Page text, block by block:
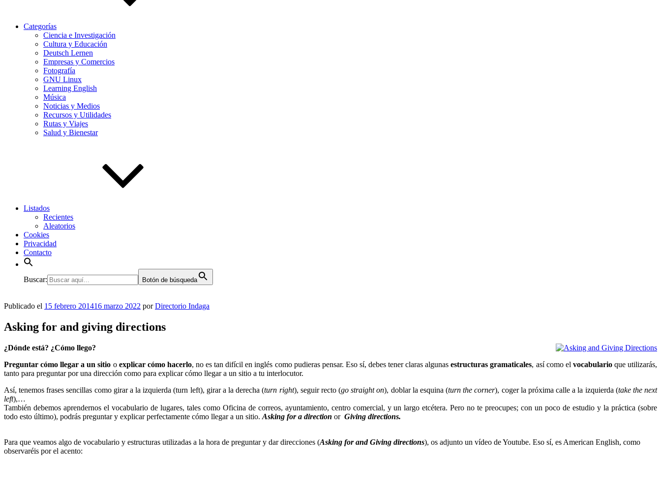
Categorías
Ciencia e Investigación
Cultura y Educación
Deutsch Lernen
Empresas y Comercios
Fotografía
GNU Linux
Learning English
Música
Noticias y Medios
Recursos y Utilidades
Rutas y Viajes
Salud y Bienestar
Listados
Recientes
Aleatorios
Cookies
Privacidad
Contacto
Buscar: Botón de búsqueda
Publicado el 15 febrero 201416 marzo 2022 porDirectorio Indaga
Asking for and giving directions
¿Dónde está? ¿Cómo llego?
Preguntar cómo llegar a un sitio o explicar cómo hacerlo, no es tan difícil en inglés como pudieras pensar. Eso sí, debes tener claras algunasestructuras gramaticales, así como el vocabularioque utilizarás,
tanto para preguntar por una dirección como para explicar cómo llegar a un sitio a tu interlocutor.
Así, tenemos frases sencillas como girar a la izquierda (turn left), girar a la derecha (turn right), seguir recto (go straight on), doblar la esquina (turn the corner), coger la próxima calle a la izquierda (take the next
left),…
También debemos aprendernos el vocabulario de lugares, tales como Oficina de correos, ayuntamiento, centro comercial, y un largo etcétera. Pero no te preocupes; con un poco de estudio y la práctica (sobre
todo esto último), podrás preguntar y explicar perfectamente cómo llegar a un sitio. Asking for a direction or Giving directions.
Para que veamos algo de vocabulario y estructuras utilizadas a la hora de preguntar y dar direcciones (Asking for and Giving directions), os adjunto un vídeo de Youtube. Eso sí, es American English, como
observaréis por el acento: